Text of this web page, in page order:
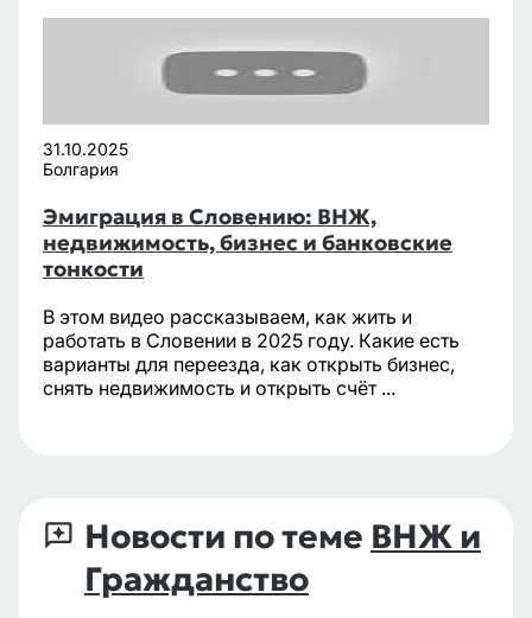
31.10.2025
Болгария
Эмиграция в Словению: ВНЖ,
недвижимость, бизнес и банковские
тонкости
В этом видео рассказываем, как жить и
работать в Словении в 2025 году. Какие есть
варианты для переезда, как открыть бизнес,
снять недвижимость и открыть счёт ...
Новости по теме ВНЖ и
Гражданство